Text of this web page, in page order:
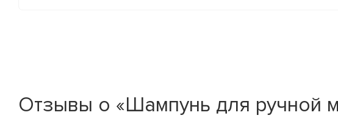
Отзывы о «Шампунь для ручной